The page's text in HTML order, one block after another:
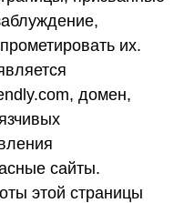
их.
домен,
сайты.
этой страницы